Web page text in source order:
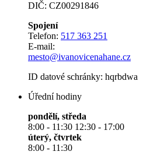
DIČ: CZ00291846
Spojení
Telefon: 517 363 251
E-mail:
mesto@ivanovicenahane.cz
ID datové schránky: hqrbdwa
Úřední hodiny
pondělí, středa
8:00 - 11:30 12:30 - 17:00
úterý, čtvrtek
8:00 - 11:30